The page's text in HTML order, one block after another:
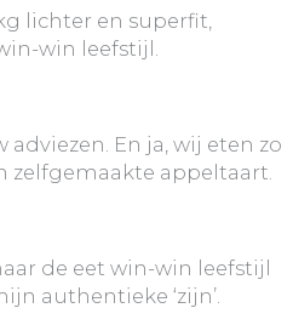
lichter en superfit,
win leefstijl.
En ja, wij eten zo
zelfgemaakte appeltaart.
de eet win-win leefstijl
authentieke ‘zijn’.